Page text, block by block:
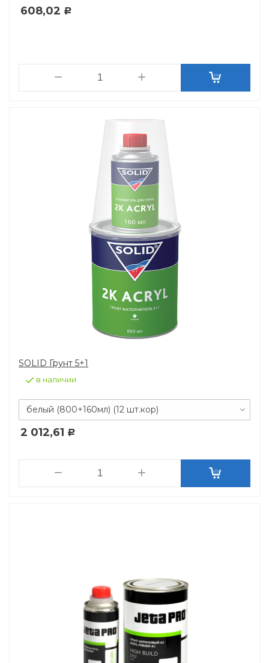
608,02 Р
SOLID Грунт 5+1
в наличии
белый (800+160мл) (12 шт.кор)
2 012,61 Р